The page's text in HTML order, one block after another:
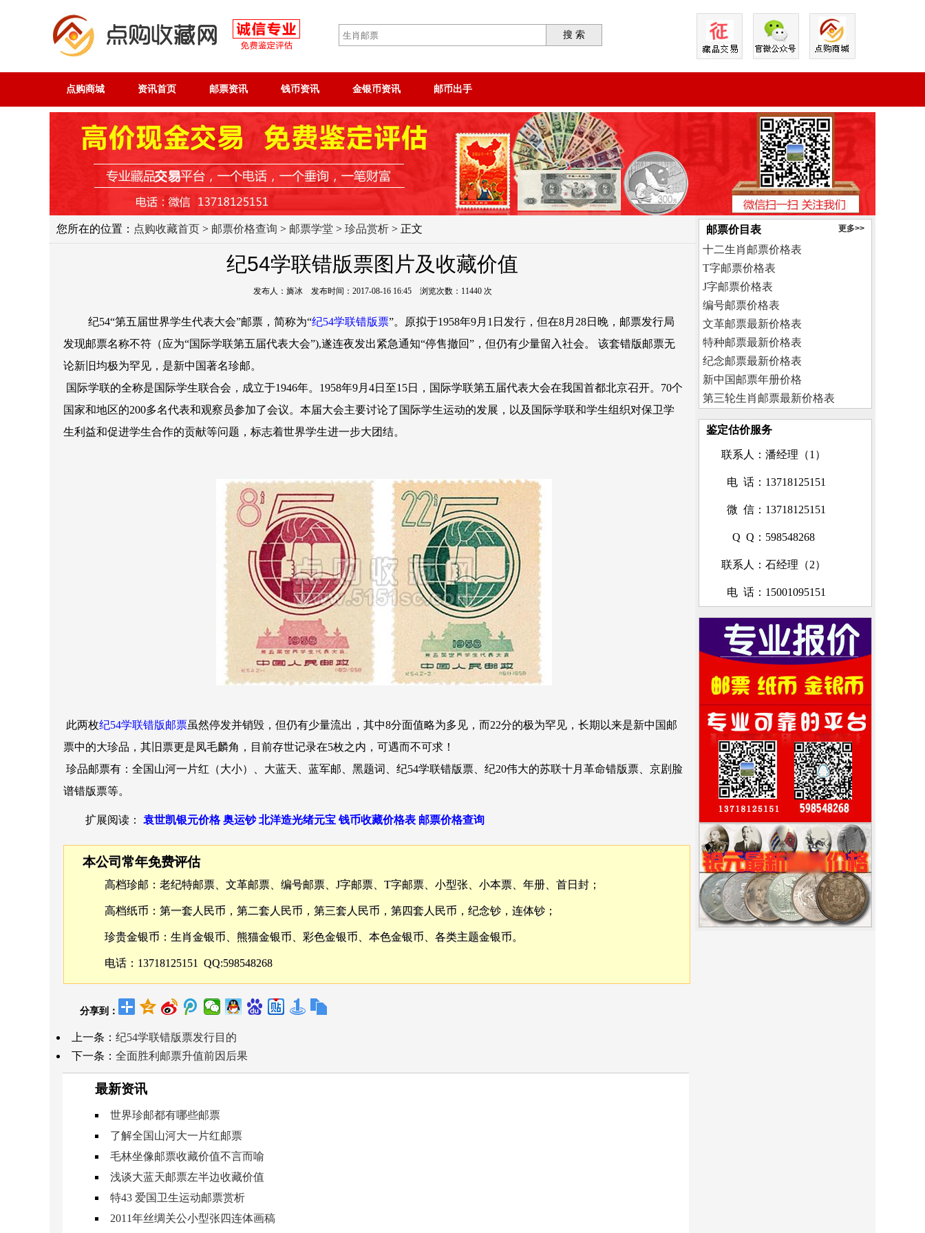
搜 索
点购商城 资讯首页 邮票资讯 钱币资讯 金银币资讯 邮币出手
您所在的位置： 点购收藏首页 > 邮票价格查询 > 邮票学堂 > 珍品赏析 > 正文
纪54学联错版票图片及收藏价值
发布人：旖冰 发布时间：2017-08-16 16:45 浏览次数：11440 次
纪54“第五届世界学生代表大会”邮票，简称为“纪54学联错版票”。原拟于1958年9月1日发行，但在8月28日晚，邮票发行局
发现邮票名称不符（应为“国际学联第五届代表大会”),遂连夜发出紧急通知“停售撤回”，但仍有少量留入社会。 该套错版邮票无
论新旧均极为罕见，是新中国著名珍邮。
国际学联的全称是国际学生联合会，成立于1946年。1958年9月4日至15日，国际学联第五届代表大会在我国首都北京召开。70个
国家和地区的200多名代表和观察员参加了会议。本届大会主要讨论了国际学生运动的发展，以及国际学联和学生组织对保卫学
生利益和促进学生合作的贡献等问题，标志着世界学生进一步大团结。
此两枚纪54学联错版邮票虽然停发并销毁，但仍有少量流出，其中8分面值略为多见，而22分的极为罕见，长期以来是新中国邮
票中的大珍品，其旧票更是凤毛麟角，目前存世记录在5枚之内，可遇而不可求！
珍品邮票有：全国山河一片红（大小）、大蓝天、蓝军邮、黑题词、纪54学联错版票、纪20伟大的苏联十月革命错版票、京剧脸
谱错版票等。
扩展阅读： 袁世凯银元价格 奥运钞 北洋造光绪元宝 钱币收藏价格表 邮票价格查询
本公司常年免费评估
高档珍邮：老纪特邮票、文革邮票、编号邮票、J字邮票、T字邮票、小型张、小本票、年册、首日封；
高档纸币：第一套人民币，第二套人民币，第三套人民币，第四套人民币，纪念钞，连体钞；
珍贵金银币：生肖金银币、熊猫金银币、彩色金银币、本色金银币、各类主题金银币。
电话：13718125151 QQ:598548268
分享到：
上一条： 纪54学联错版票发行目的
下一条： 全面胜利邮票升值前因后果
最新资讯
世界珍邮都有哪些邮票
了解全国山河大一片红邮票
毛林坐像邮票收藏价值不言而喻
浅谈大蓝天邮票左半边收藏价值
特43 爱国卫生运动邮票赏析
2011年丝绸关公小型张四连体画稿
更多>>
邮票价目表
十二生肖邮票价格表
T字邮票价格表
J字邮票价格表
编号邮票价格表
文革邮票最新价格表
特种邮票最新价格表
纪念邮票最新价格表
新中国邮票年册价格
第三轮生肖邮票最新价格表
鉴定估价服务
联系人
电 话
微 信
Q Q
：潘经理（1）
：13718125151
：13718125151
：598548268
联系人
电 话
：石经理（2）
：15001095151